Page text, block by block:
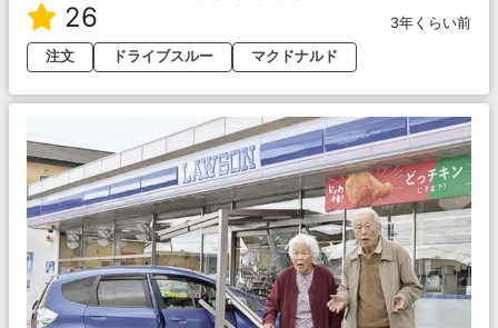
26
3年くらい前
注文
ドライブスルー マクドナルド